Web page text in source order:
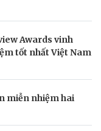
Awards vinh
tốt nhất Việt Nam
miễn nhiệm hai